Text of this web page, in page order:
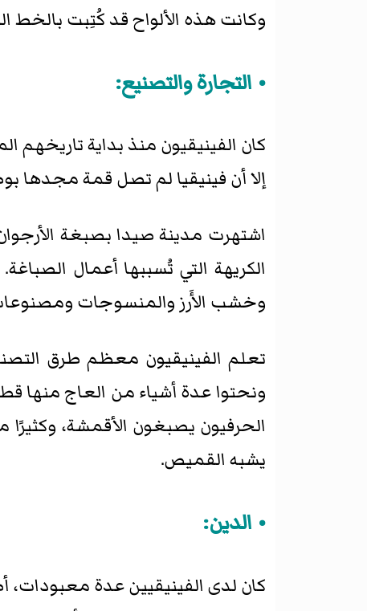
وكانت هذه الألواح قد كُتِبت بالخط
التجارة والتصنيع:
إلا أن فينيقيا لم تصل قمة مجدها
اشتهرت مدينة صيدا بصبغة
الكريهة التي تُسببها أعمال
وخشب الأَرز والمنسوجات
تعلم الفينيقيون معظم طرق
ونحتوا عدة أشياء من العاج منها
الحرفيون يصبغون الأقمشة، وكثيرًا
يشبه القميص.
الدين:
كان لدى الفينيقيين عدة معبودات،